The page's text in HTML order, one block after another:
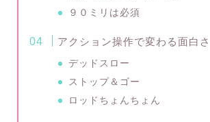
９０ミリは必須
アクション操作で変わる面白さ
デッドスロー
ストップ＆ゴー
ロッドちょんちょん